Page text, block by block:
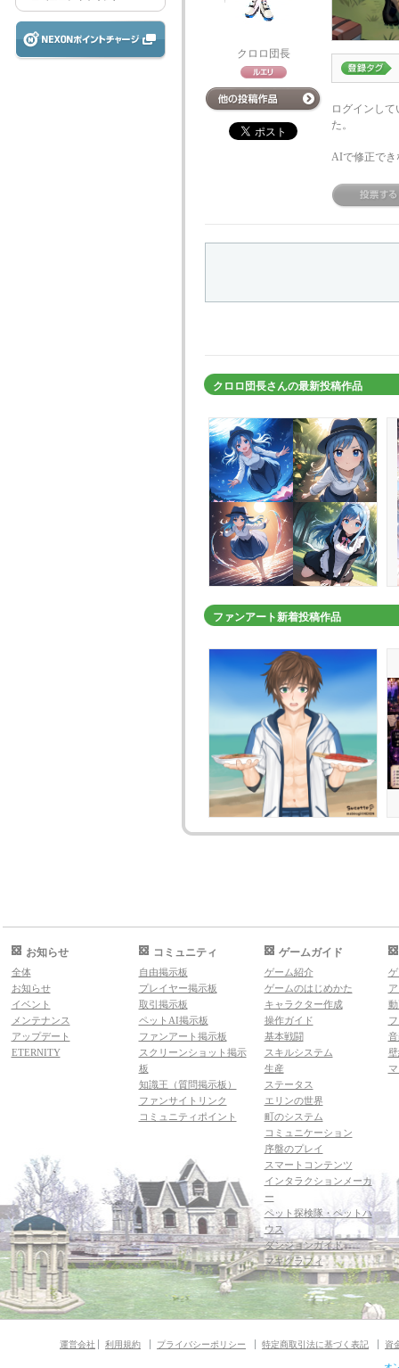
クロロ団長
ログインし
た。
AIで修正でき
クロロ団長さんの最新投稿作品
ファンアート新着投稿作品
お知らせ
全体
お知らせ
イベント
メンテナンス
アップデート
ETERNITY
コミュニティ
自由掲示板
プレイヤー掲示板
取引掲示板
ペットAI掲示板
ファンアート掲示板
スクリーンショット掲示
板
知識王（質問掲示板）
ファンサイトリンク
コミュニティポイント
ゲームガイド
ゲーム紹介
ゲームのはじめかた
キャラクター作成
操作ガイド
基本戦闘
スキルシステム
生産
ステータス
エリンの世界
町のシステム
コミュニケーション
序盤のプレイ
スマートコンテンツ
インタラクションメーカ
ー
ペット探検隊・ペットハ
ウス
ダンジョンガイド
マギグラフィ
運営会社 利用規約 プライバシーポリシー 特定商取引法に基づく表記 資